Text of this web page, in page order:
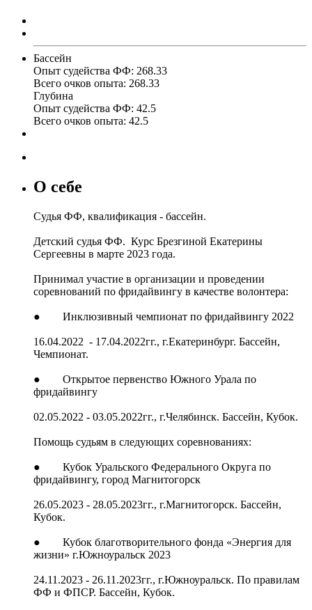
Бассейн
Опыт судейства ФФ: 268.33
Всего очков опыта: 268.33
Глубина
Опыт судейства ФФ: 42.5
Всего очков опыта: 42.5
О себе
Судья ФФ, квалификация - бассейн.
Детский судья ФФ. Курс Брезгиной Екатерины
Сергеевны в марте 2023 года.
Принимал участие в организации и проведении
соревнований по фридайвингу в качестве волонтера:
● Инклюзивный чемпионат по фридайвингу 2022
16.04.2022 - 17.04.2022гг., г.Екатеринбург. Бассейн,
Чемпионат.
● Открытое первенство Южного Урала по
фридайвингу
02.05.2022 - 03.05.2022гг., г.Челябинск. Бассейн, Кубок.
Помощь судьям в следующих соревнованиях:
● Кубок Уральского Федерального Округа по
фридайвингу, город Магнитогорск
26.05.2023 - 28.05.2023гг., г.Магнитогорск. Бассейн,
Кубок.
● Кубок благотворительного фонда «Энергия для
жизни» г.Южноуральск 2023
24.11.2023 - 26.11.2023гг., г.Южноуральск. По правилам
ФФ и ФПСР. Бассейн, Кубок.